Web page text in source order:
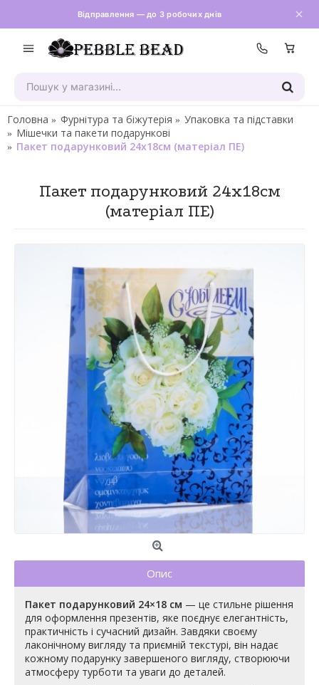
Відправлення — до 3 робочих днів
Головна Фурнітура та біжутерія
Упаковка та підставки
Мішечки та пакети подарункові
Пакет подарунковий 24х18см (матеріал ПЕ)
Пакет подарунковий 24х18см
(матеріал ПЕ)
Опис
Пакет подарунковий 24×18 см — це стильне рішення
для оформлення презентів, яке поєднує елегантність,
практичність і сучасний дизайн. Завдяки своєму
лаконічному вигляду та приємній текстурі, він надає
кожному подарунку завершеного вигляду, створюючи
атмосферу турботи та уваги до деталей.